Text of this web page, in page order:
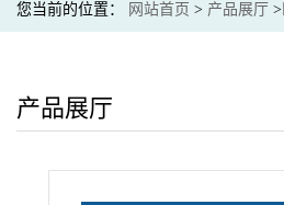
您当前的位置： 网站首页 > 产品展厅 >
产品展厅